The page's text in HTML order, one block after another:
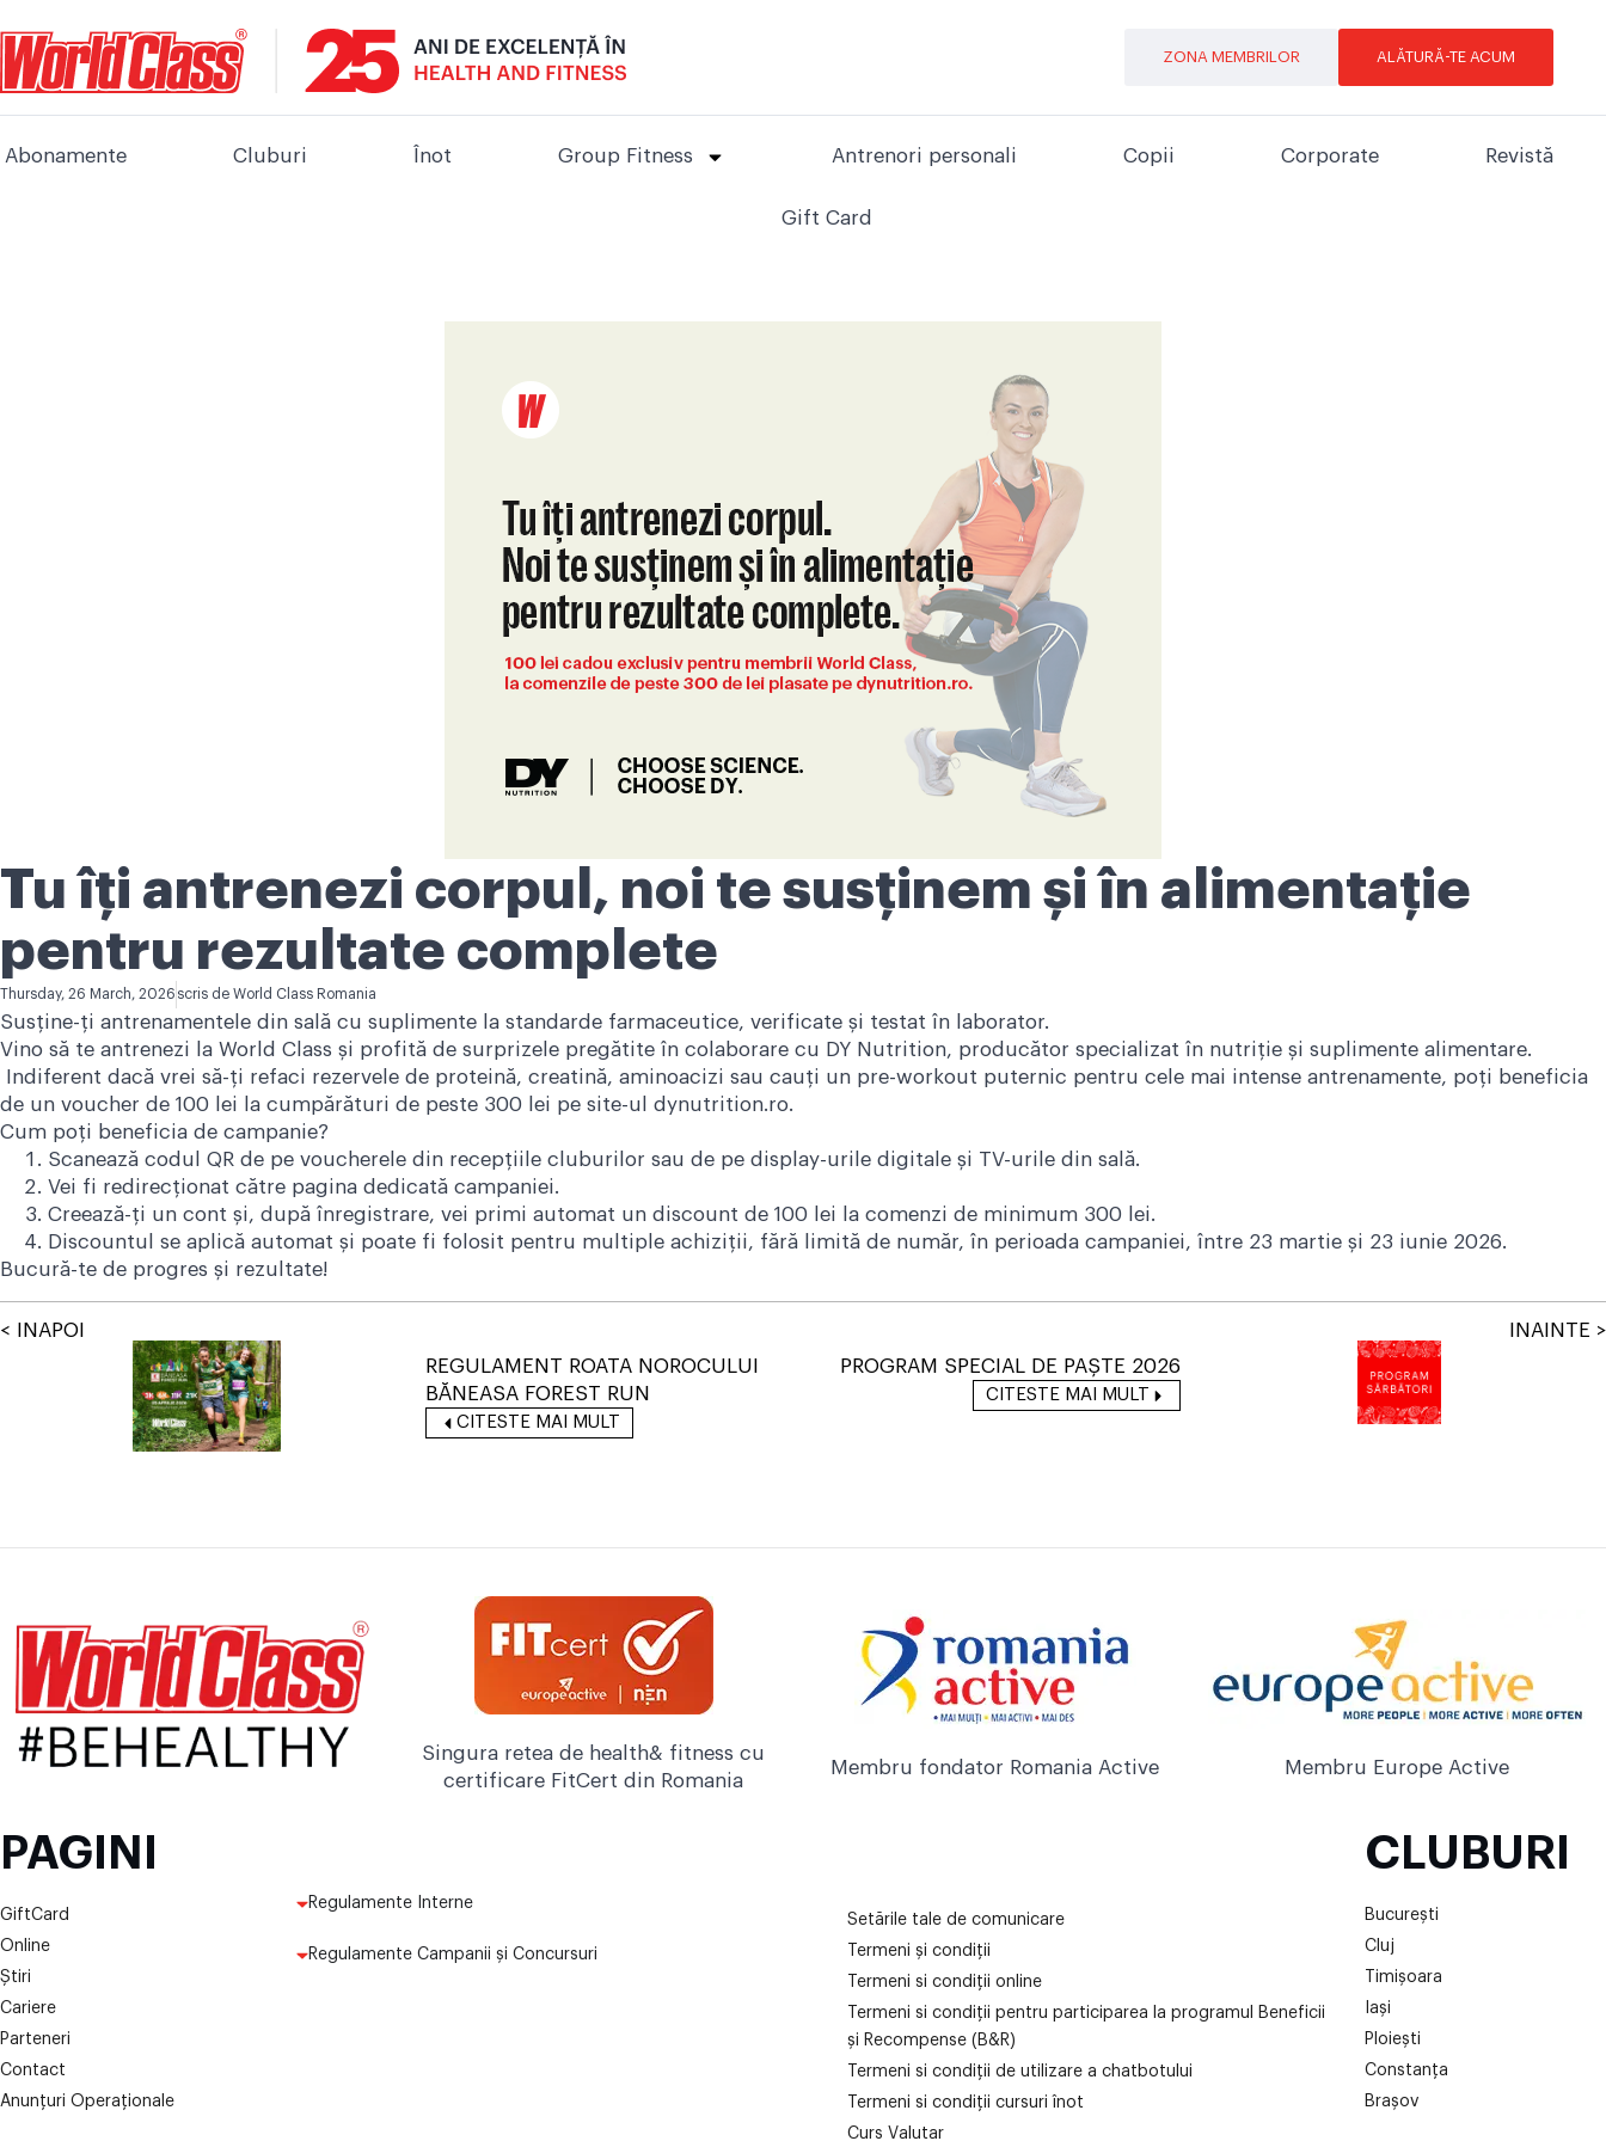
ZONA MEMBRILOR ALĂTURĂ-TE ACUM
Abonamente Cluburi Înot Group Fitness Antrenori personali Copii Corporate Revistă
Gift Card
Tu îți antrenezi corpul, noi te susținem și în alimentație
pentru rezultate complete
Thursday, 26 March, 2026 scris de World Class Romania
Susține-ți antrenamentele din sală cu suplimente la standarde farmaceutice, verificate și testat în laborator.
Vino să te antrenezi la World Class și profită de surprizele pregătite în colaborare cu DY Nutrition, producător specializat în nutriție și suplimente alimentare.
Indiferent dacă vrei să-ți refaci rezervele de proteină, creatină, aminoacizi sau cauți un pre-workout puternic pentru cele mai intense antrenamente, poți beneficia
de un voucher de 100 lei la cumpărături de peste 300 lei pe site-ul dynutrition.ro.
Cum poți beneficia de campanie?
Scanează codul QR de pe voucherele din recepțiile cluburilor sau de pe display-urile digitale și TV-urile din sală.
Vei fi redirecționat către pagina dedicată campaniei.
Creează-ți un cont și, după înregistrare, vei primi automat un discount de 100 lei la comenzi de minimum 300 lei.
Discountul se aplică automat și poate fi folosit pentru multiple achiziții, fără limită de număr, în perioada campaniei, între 23 martie și 23 iunie 2026.
Bucură-te de progres și rezultate!
< INAPOI
REGULAMENT ROATA NOROCULUI
BĂNEASA FOREST RUN
CITESTE MAI MULT
INAINTE >
PROGRAM SPECIAL DE PAȘTE 2026
CITESTE MAI MULT
Singura retea de health& fitness cu
certificare FitCert din Romania
Membru fondator Romania Active Membru Europe Active
PAGINI
GiftCard
Online
Știri
Cariere
Parteneri
Contact
Anunțuri Operaționale
Regulamente Interne
Regulamente Campanii și Concursuri
Setările tale de comunicare
Termeni și condiții
Termeni si condiții online
Termeni si condiții pentru participarea la programul Beneficii
și Recompense (B&R)
Termeni si condiții de utilizare a chatbotului
Termeni si condiții cursuri înot
Curs Valutar
CLUBURI
București
Cluj
Timișoara
Iași
Ploiești
Constanța
Brașov